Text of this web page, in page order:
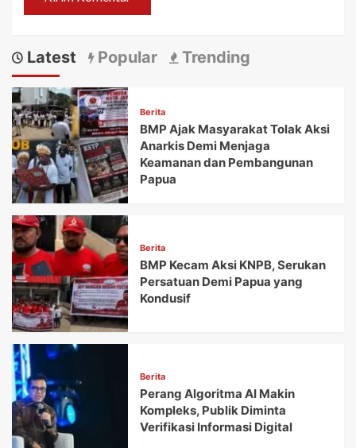
Latest Popular Trending
Berita
BMP Ajak Masyarakat Tolak Aksi
Anarkis Demi Menjaga
Keamanan dan Pembangunan
Papua
Berita
BMP Kecam Aksi KNPB, Serukan
Persatuan Demi Papua yang
Kondusif
Berita
Perang Algoritma AI Makin
Kompleks, Publik Diminta
Verifikasi Informasi Digital